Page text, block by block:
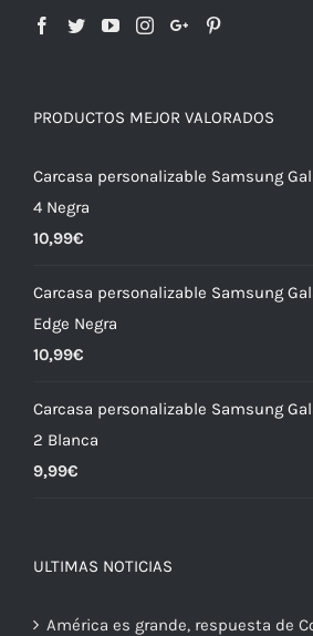
PRODUCTOS MEJOR VALORADOS
Carcasa personalizable Samsung
4 Negra
10,99€
Carcasa personalizable Samsung
Edge Negra
10,99€
Carcasa personalizable Samsung
2 Blanca
9,99€
ULTIMAS NOTICIAS
América es grande, respuesta de